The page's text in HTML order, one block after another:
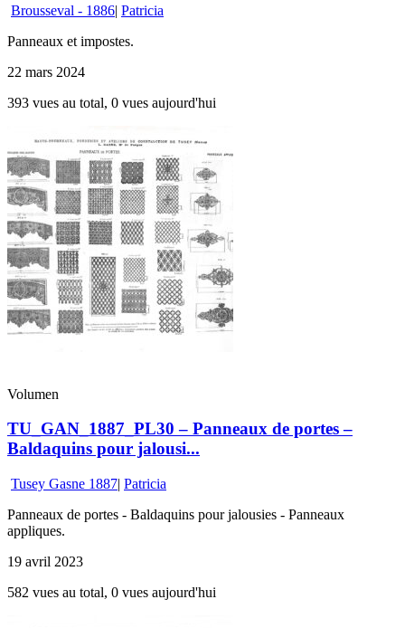
Brousseval - 1886| Patricia
Panneaux et impostes.
22 mars 2024
393 vues au total, 0 vues aujourd'hui
Volumen
TU_GAN_1887_PL30 – Panneaux de portes –
Baldaquins pour jalousi...
Tusey Gasne 1887| Patricia
Panneaux de portes - Baldaquins pour jalousies - Panneaux
appliques.
19 avril 2023
582 vues au total, 0 vues aujourd'hui